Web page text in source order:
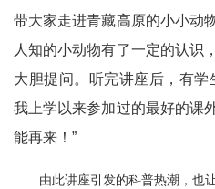
带大家走进青藏高原的小小动
人知的小动物有了一定的认识
大胆提问。听完讲座后，有学
我上学以来参加过的最好的课
能再来！”
由此讲座引发的科普热潮，也让